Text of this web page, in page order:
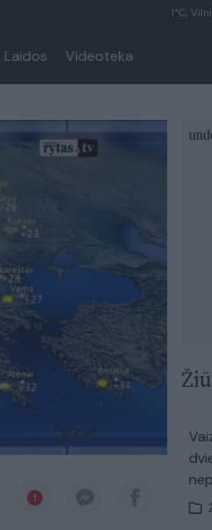
1°C,
Laidos Videoteka